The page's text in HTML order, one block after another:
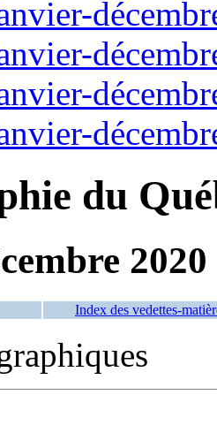
du
2020
Index des vedettes-